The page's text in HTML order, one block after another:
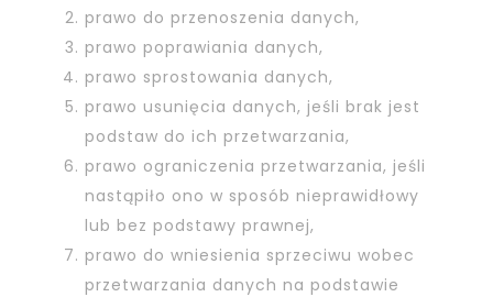
prawo do przenoszenia danych,
prawo poprawiania danych,
prawo sprostowania danych,
prawo usunięcia danych, jeśli brak jest
podstaw do ich przetwarzania,
prawo ograniczenia przetwarzania, jeśli
nastąpiło ono w sposób nieprawidłowy
lub bez podstawy prawnej,
prawo do wniesienia sprzeciwu wobec
przetwarzania danych na podstawie